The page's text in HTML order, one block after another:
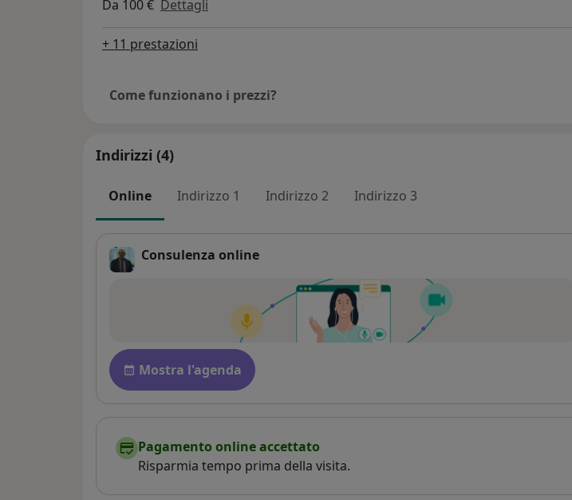
Da 100 € Dettagli
+ 11 prestazioni
Come funzionano i prezzi?
Indirizzi (4)
Online Indirizzo 1 Indirizzo 2 Indirizzo 3
Consulenza online
Disponibilità
Mostra l'agenda
Pagamento online accettato
Risparmia tempo prima della visita.